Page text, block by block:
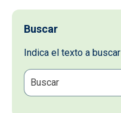
Buscar
Indica el texto a buscar